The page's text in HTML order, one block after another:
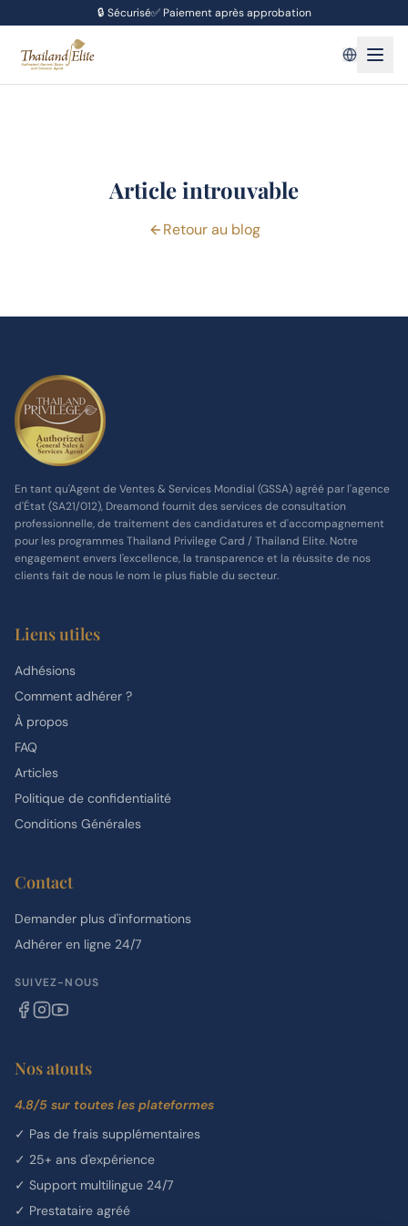
🔒 Sécurisé✅ Paiement après approbation
Article introuvable
Retour au blog
En tant qu'Agent de Ventes & Services Mondial (GSSA) agréé par l'agence
d'État (SA21/012), Dreamond fournit des services de consultation
professionnelle, de traitement des candidatures et d'accompagnement
pour les programmes Thailand Privilege Card / Thailand Elite. Notre
engagement envers l'excellence, la transparence et la réussite de nos
clients fait de nous le nom le plus fiable du secteur.
Liens utiles
Adhésions
Comment adhérer ?
À propos
FAQ
Articles
Politique de confidentialité
Conditions Générales
Contact
Demander plus d'informations
Adhérer en ligne 24/7
SUIVEZ-NOUS
Nos atouts
4.8/5 sur toutes les plateformes
✓ Pas de frais supplémentaires
✓ 25+ ans d'expérience
✓ Support multilingue 24/7
✓ Prestataire agréé